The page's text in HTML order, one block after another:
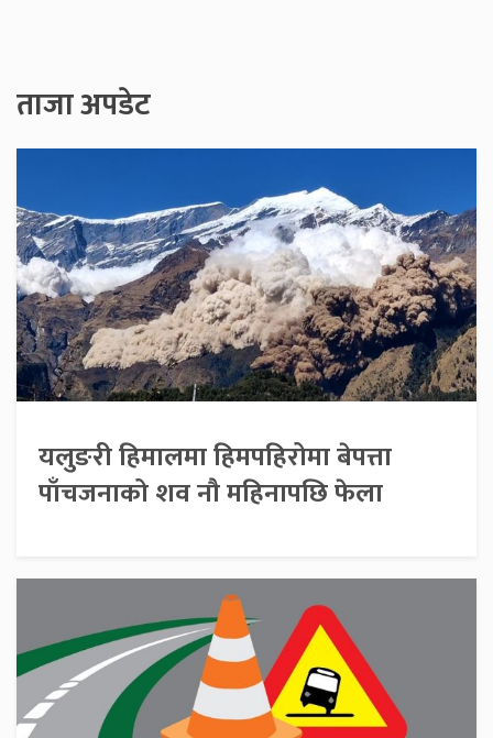
ताजा अपडेट
यलुङरी हिमालमा हिमपहिरोमा बेपत्ता
पाँचजनाको शव नौ महिनापछि फेला